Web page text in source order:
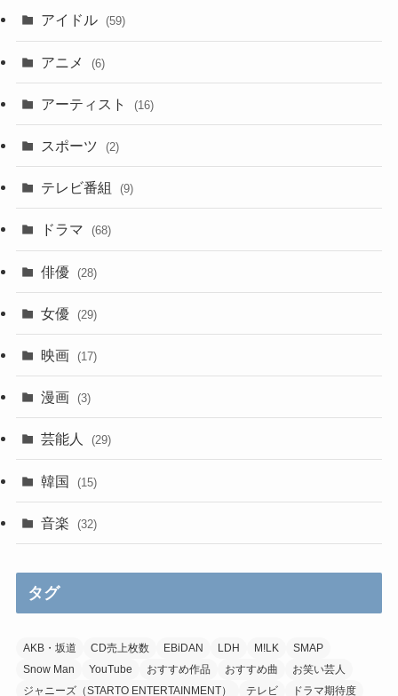
アイドル (59)
アニメ (6)
アーティスト (16)
スポーツ (2)
テレビ番組 (9)
ドラマ (68)
俳優 (28)
女優 (29)
映画 (17)
漫画 (3)
芸能人 (29)
韓国 (15)
音楽 (32)
タグ
AKB・坂道 CD売上枚数 EBiDAN LDH M!LK
SMAP
Snow Man
YouTube おすすめ作品 おすすめ曲
お笑い芸人
ジャニーズ（STARTO ENTERTAINMENT）
テレビ
ドラマ期待度